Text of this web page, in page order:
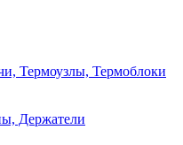
Термоузлы, Термоблоки
Держатели